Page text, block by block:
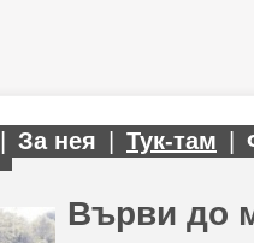
За нея Тук-там
Върви до